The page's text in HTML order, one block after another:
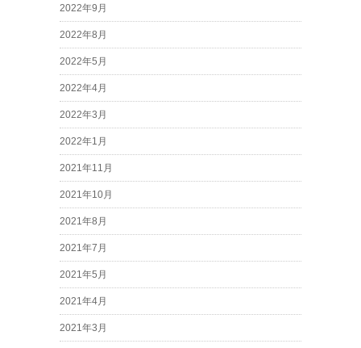
2022年9月
2022年8月
2022年5月
2022年4月
2022年3月
2022年1月
2021年11月
2021年10月
2021年8月
2021年7月
2021年5月
2021年4月
2021年3月